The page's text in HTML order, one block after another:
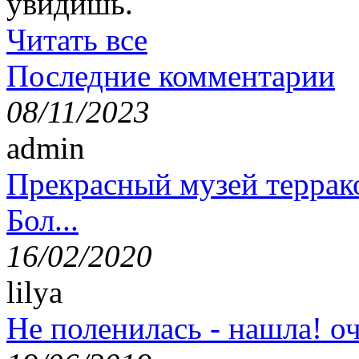
Читать все
Последние комментарии
08/11/2023
admin
Прекрасный музей
Бол...
16/02/2020
lilya
Не поленилась - нашла!